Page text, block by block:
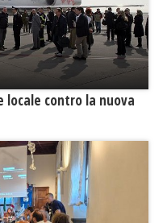
contro la nuova